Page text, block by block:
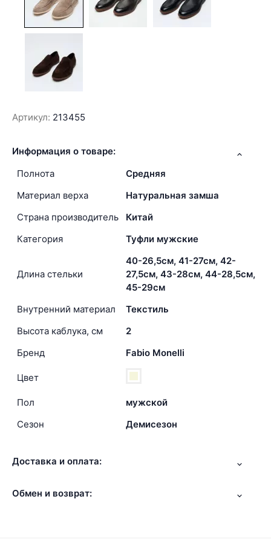
Артикул: 213455
Информация о товаре:
Полнота
Средняя
Материал верха
Натуральная замша
Страна производитель
Китай
Категория
Туфли мужские
Длина стельки
40-26,5см, 41-27см, 42-
27,5см, 43-28см, 44-28,5см,
45-29см
Внутренний материал
Текстиль
Высота каблука, см
2
Бренд
Fabio Monelli
Цвет
Пол
мужской
Сезон
Демисезон
Доставка и оплата:
Обмен и возврат: